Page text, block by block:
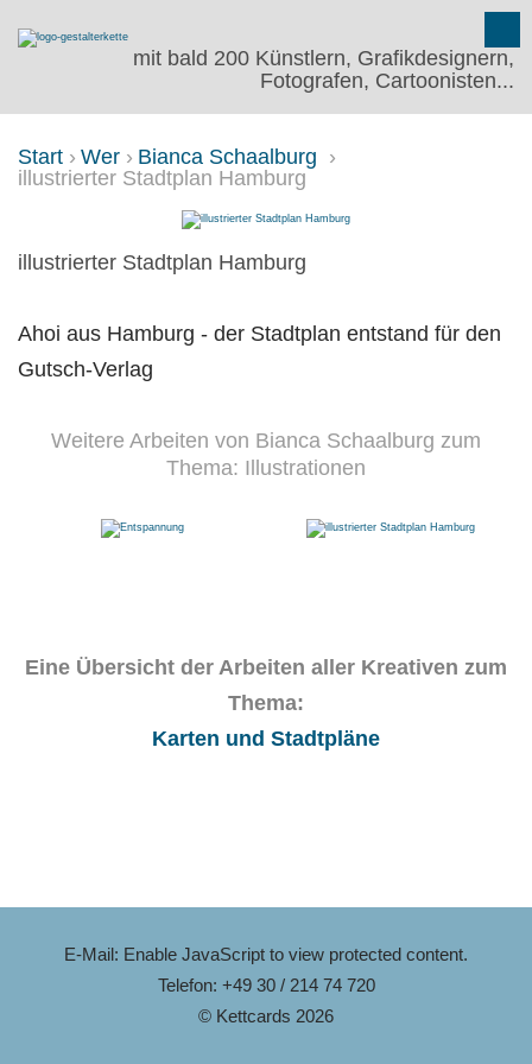
mit bald 200 Künstlern, Grafikdesignern,
Fotografen, Cartoonisten...
Start Wer
Bianca Schaalburg
illustrierter Stadtplan Hamburg
ILLUSTRIERTER STADTPLAN
illustrierter Stadtplan Hamburg
Ahoi aus Hamburg - der Stadtplan entstand für den
Gutsch-Verlag
Weitere Arbeiten von Bianca Schaalburg zum
Thema: Illustrationen
Eine Übersicht der Arbeiten aller Kreativen zum
Thema:
Karten und Stadtpläne
E-Mail: Enable JavaScript to view protected content.
Telefon: +49 30 / 214 74 720
© Kettcards 2026